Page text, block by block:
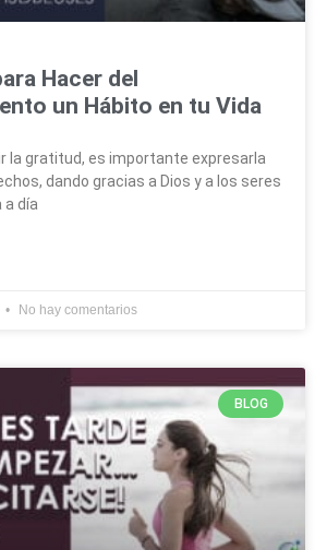
Hacer del
un Hábito en tu Vida
la gratitud, es importante expresarla
dando gracias a Dios y a los seres
a día
No hay comentarios
BLOG